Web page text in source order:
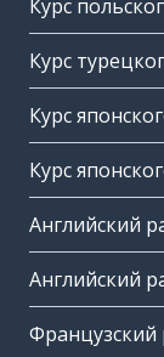
Курс
Курс
Курс
Курс
Английский
Английский
Французский